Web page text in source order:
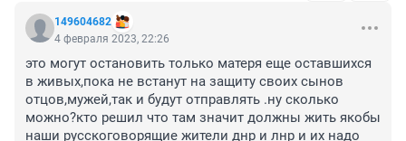
149604682
4 февраля 2023, 22:26
это могут остановить только матеря еще оставшихся
в живых,пока не встанут на защиту своих сынов
отцов,мужей,так и будут отправлять .ну сколько
можно?кто решил что там значит должны жить якобы
наши русскоговорящие жители днр и лнр и их надо